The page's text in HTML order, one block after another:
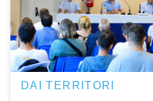
DAI TERRITORI